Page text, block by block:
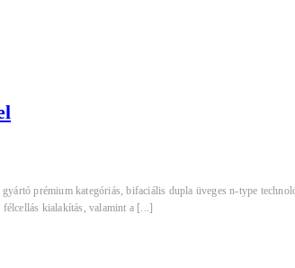
prémium kategóriás, bifaciális dupla üveges n-type
kialakítás, valamint a [...]